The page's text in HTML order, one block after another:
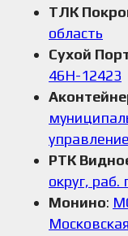
ТЛК
область
Сухой
46Н-12423
РТК
округ, раб.
Монино: